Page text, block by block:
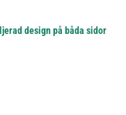
design på båda sidor